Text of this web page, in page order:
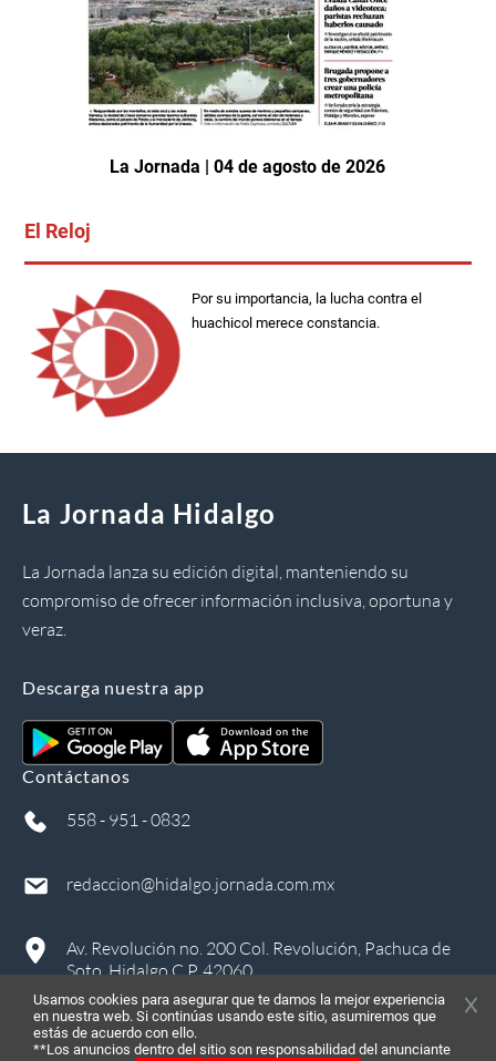
La Jornada | 04 de agosto de 2026
El Reloj
Por su importancia, la lucha contra el
huachicol merece constancia.
La Jornada Hidalgo
La Jornada lanza su edición digital, manteniendo su
compromiso de ofrecer información inclusiva, oportuna y
veraz.
Descarga nuestra app
Contáctanos
558 - 951 - 0832
redaccion@hidalgo.jornada.com.mx
Av. Revolución no. 200 Col. Revolución, Pachuca de
Soto, Hidalgo C.P. 42060
Usamos cookies para asegurar que te damos la mejor experiencia
en nuestra web. Si continúas usando este sitio, asumiremos que
estás de acuerdo con ello.
**Los anuncios dentro del sitio son responsabilidad del anunciante